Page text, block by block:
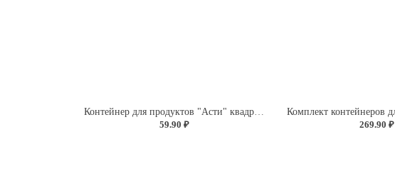
Контейнер для продуктов "Асти" квадратный 0,5л (темно-коричневый)
59.90 ₽
269.90 ₽